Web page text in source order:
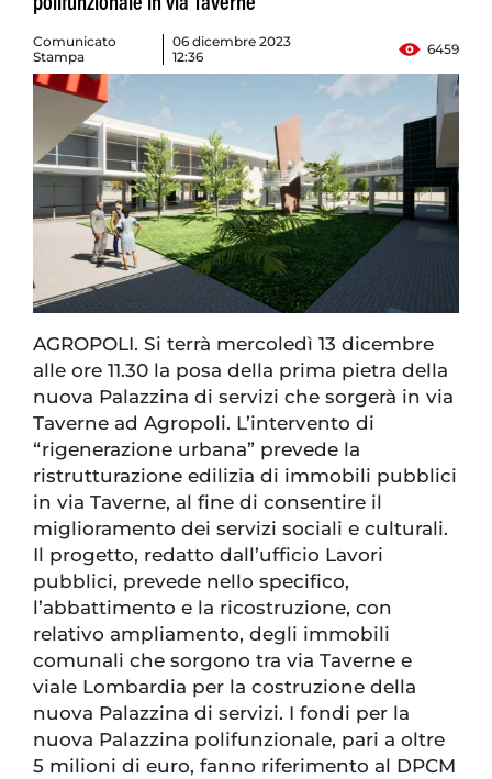
polifunzionale in via Taverne
Comunicato
Stampa
06 dicembre 2023
12:36
6459
AGROPOLI. Si terrà mercoledì 13 dicembre
alle ore 11.30 la posa della prima pietra della
nuova Palazzina di servizi che sorgerà in via
Taverne ad Agropoli. L’intervento di
“rigenerazione urbana” prevede la
ristrutturazione edilizia di immobili pubblici
in via Taverne, al fine di consentire il
miglioramento dei servizi sociali e culturali.
Il progetto, redatto dall’ufficio Lavori
pubblici, prevede nello specifico,
l’abbattimento e la ricostruzione, con
relativo ampliamento, degli immobili
comunali che sorgono tra via Taverne e
viale Lombardia per la costruzione della
nuova Palazzina di servizi. I fondi per la
nuova Palazzina polifunzionale, pari a oltre
5 milioni di euro, fanno riferimento al DPCM